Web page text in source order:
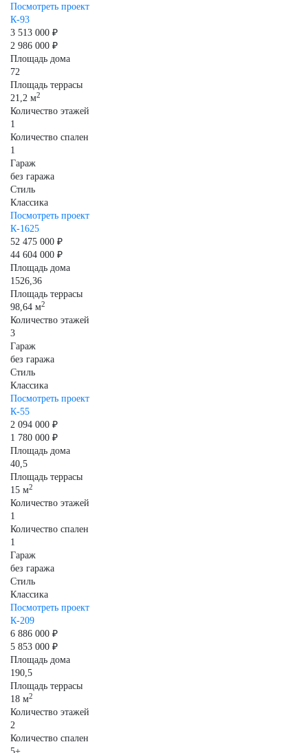
Посмотреть проект
К-93
3 513 000 ₽
2 986 000 ₽
Площадь дома
72
Площадь террасы
21,2 м2
Количество этажей
1
Количество спален
1
Гараж
без гаража
Стиль
Классика
Посмотреть проект
К-1625
52 475 000 ₽
44 604 000 ₽
Площадь дома
1526,36
Площадь террасы
98,64 м2
Количество этажей
3
Гараж
без гаража
Стиль
Классика
Посмотреть проект
К-55
2 094 000 ₽
1 780 000 ₽
Площадь дома
40,5
Площадь террасы
15 м2
Количество этажей
1
Количество спален
1
Гараж
без гаража
Стиль
Классика
Посмотреть проект
К-209
6 886 000 ₽
5 853 000 ₽
Площадь дома
190,5
Площадь террасы
18 м2
Количество этажей
2
Количество спален